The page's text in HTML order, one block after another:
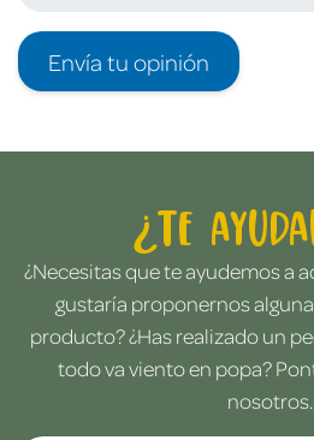
Envía tu opinión
¿Te
¿Necesitas que te ayudemos a
gustaría proponernos
producto? ¿Has realizado un
todo va viento en popa?
nosotros.